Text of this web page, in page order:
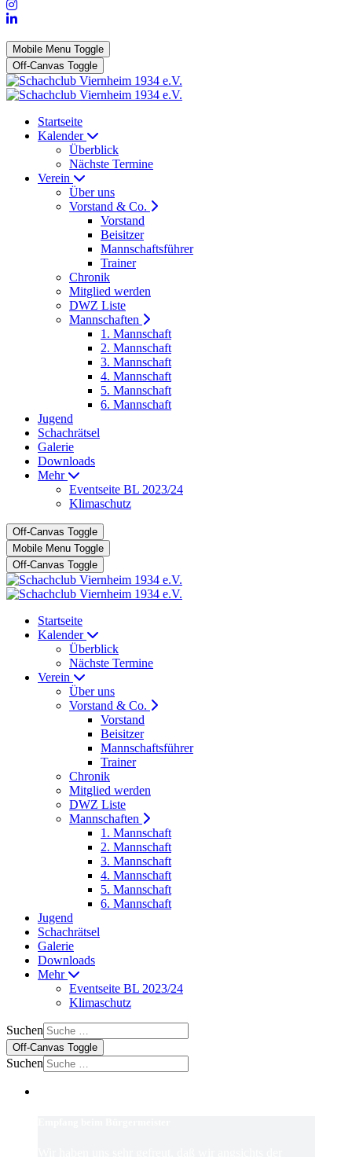
Mobile Menu Toggle
Off-Canvas Toggle
Startseite
Kalender
Überblick
Nächste Termine
Verein
Über uns
Vorstand & Co.
Vorstand
Beisitzer
Mannschaftsführer
Trainer
Chronik
Mitglied werden
DWZ Liste
Mannschaften
1. Mannschaft
2. Mannschaft
3. Mannschaft
4. Mannschaft
5. Mannschaft
6. Mannschaft
Jugend
Schachrätsel
Galerie
Downloads
Mehr
Eventseite BL 2023/24
Klimaschutz
Off-Canvas Toggle
Mobile Menu Toggle
Off-Canvas Toggle
Startseite
Kalender
Überblick
Nächste Termine
Verein
Über uns
Vorstand & Co.
Vorstand
Beisitzer
Mannschaftsführer
Trainer
Chronik
Mitglied werden
DWZ Liste
Mannschaften
1. Mannschaft
2. Mannschaft
3. Mannschaft
4. Mannschaft
5. Mannschaft
6. Mannschaft
Jugend
Schachrätsel
Galerie
Downloads
Mehr
Eventseite BL 2023/24
Klimaschutz
Suchen
Off-Canvas Toggle
Suchen